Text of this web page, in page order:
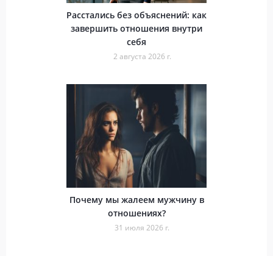
Расстались без объяснений: как
завершить отношения внутри
себя
2 августа 2026 г.
Почему мы жалеем мужчину в
отношениях?
31 июля 2026 г.